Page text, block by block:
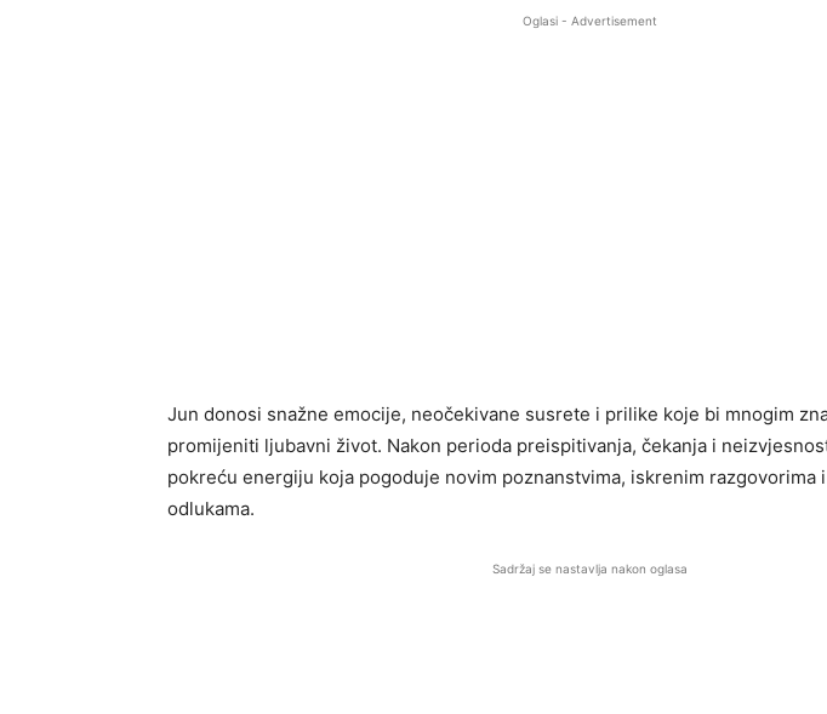
Oglasi - Advertisement
Jun donosi snažne emocije, neočekivane susrete i prilike koje bi mnogim
promijeniti ljubavni život. Nakon perioda preispitivanja, čekanja i
pokreću energiju koja pogoduje novim poznanstvima, iskrenim razgovorima
odlukama.
Sadržaj se nastavlja nakon oglasa